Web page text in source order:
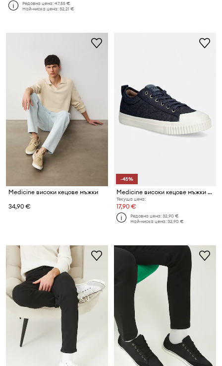
Редовна цена:47,55 €
Най-ниска цена:32,21 €
Medicine високи кецове мъжки
34,90 €
-45%
Medicine високи кецове мъжки от памук
Текуща цена:
17,90 €
Редовна цена:32,90 €
Най-ниска цена:32,90 €